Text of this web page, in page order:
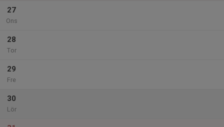
27
Ons
28
Tor
29
Fre
30
Lör